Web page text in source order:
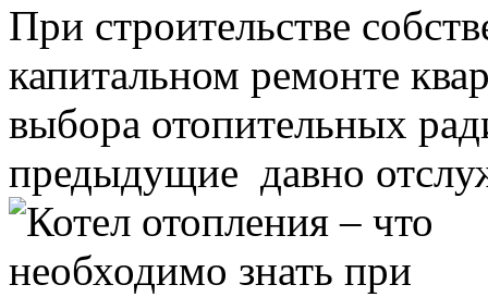
При строительстве
капитальном ремонте
выбора отопительных
предыдущие давно